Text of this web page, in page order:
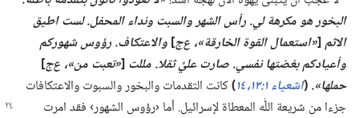
البخور هو مكرهة لي.‏رأس الشهر والسبت ونداء المحفل.‏ لست اطيق
الاثم[‏‏«استعمال القوة الخارقة»،‏ ع‌ج‏]والاعتكاف.‏رؤوس شهوركم
وأعيادكم بغضتها نفسي.‏ صارت عليَّ ثقلا.‏ مللت[‏‏«تعبت من»،‏ ع‌ج‏]
حملها».‏(‏اشعياء ١:‏​١٣ ‏،‏ ١٤ ‏)‏كانت التقدمات والبخور والسبوت والاعتكافات
جزءا من شريعة اللّٰه المعطاة لإسرائيل.‏ أما ‹رؤوس الشهور› فقد امرت